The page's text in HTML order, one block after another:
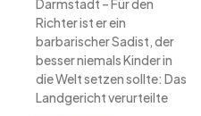
Darmstadt – Für den
Richter ist er ein
barbarischer Sadist, der
besser niemals Kinder in
die Welt setzen sollte: Das
Landgericht verurteilte